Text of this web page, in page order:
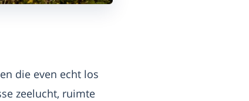
die even echt los
zeelucht, ruimte